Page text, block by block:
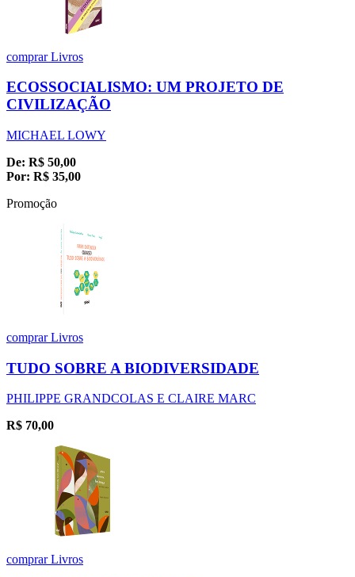
comprarLivros
ECOSSOCIALISMO: UM PROJETO DE
CIVILIZAÇÃO
MICHAEL LOWY
De: R$ 50,00
Por: R$ 35,00
Promoção
comprarLivros
TUDO SOBRE A BIODIVERSIDADE
PHILIPPE GRANDCOLAS E CLAIRE MARC
R$ 70,00
comprarLivros